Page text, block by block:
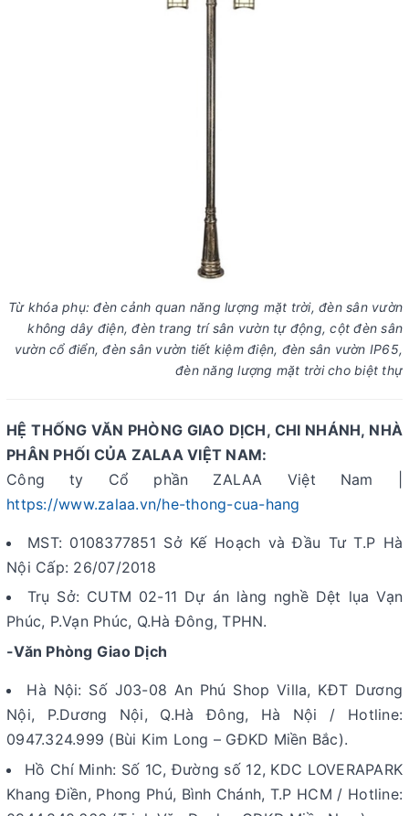
Từ khóa phụ: đèn cảnh quan năng lượng mặt trời, đèn sân vườn
không dây điện, đèn trang trí sân vườn tự động, cột đèn sân
vườn cổ điển, đèn sân vườn tiết kiệm điện, đèn sân vườn IP65,
đèn năng lượng mặt trời cho biệt thự
HỆ THỐNG VĂN PHÒNG GIAO DỊCH, CHI NHÁNH, NHÀ
PHÂN PHỐI CỦA ZALAA VIỆT NAM:
Công ty Cổ phần ZALAA Việt Nam |
https://www.zalaa.vn/he-thong-cua-hang
MST: 0108377851 Sở Kế Hoạch và Đầu Tư T.P Hà
Nội Cấp: 26/07/2018
Trụ Sở: CUTM 02-11 Dự án làng nghề Dệt lụa Vạn
Phúc, P.Vạn Phúc, Q.Hà Đông, TPHN.
-Văn Phòng Giao Dịch
Hà Nội: Số J03-08 An Phú Shop Villa, KĐT Dương
Nội, P.Dương Nội, Q.Hà Đông, Hà Nội / Hotline:
0947.324.999 (Bùi Kim Long – GĐKD Miền Bắc).
Hồ Chí Minh: Số 1C, Đường số 12, KDC LOVERAPARK
Khang Điền, Phong Phú, Bình Chánh, T.P HCM / Hotline: